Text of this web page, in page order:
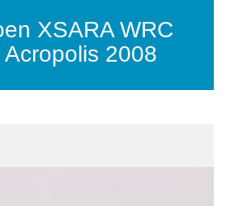
XSARA WRC
2008